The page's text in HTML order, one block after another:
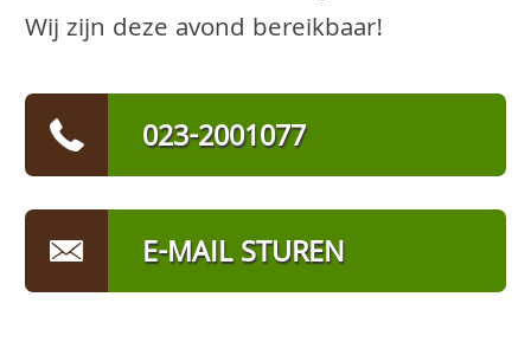
Wij zijn deze avond bereikbaar!
023-2001077
E-MAIL STUREN